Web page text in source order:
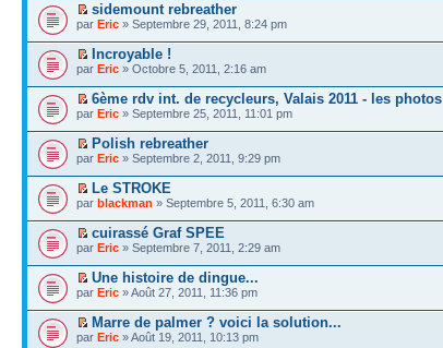
sidemount rebreather
par Eric » Septembre 29, 2011, 8:24 pm
Incroyable !
par Eric » Octobre 5, 2011, 2:16 am
6ème rdv int. de recycleurs, Valais 2011 - les photos
par Eric » Septembre 25, 2011, 11:01 pm
Polish rebreather
par Eric » Septembre 2, 2011, 9:29 pm
Le STROKE
par blackman » Septembre 5, 2011, 6:30 am
cuirassé Graf SPEE
par Eric » Septembre 7, 2011, 2:29 am
Une histoire de dingue...
par Eric » Août 27, 2011, 11:36 pm
Marre de palmer ? voici la solution...
par Eric » Août 19, 2011, 10:13 pm